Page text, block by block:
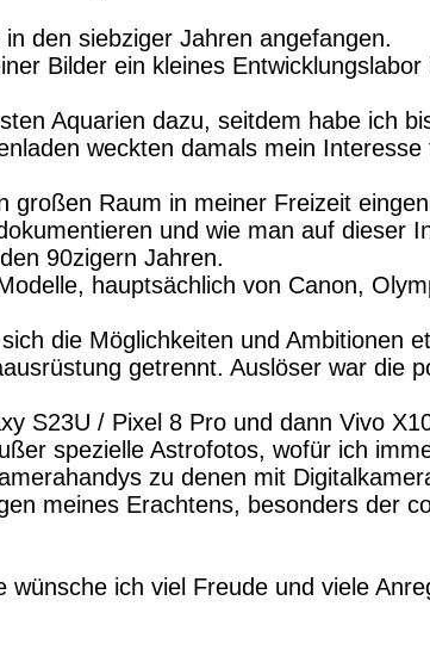
den siebziger Jahren angefangen.
Bilder ein kleines
Aquarien dazu, seitdem habe ich
weckten damals mein
großen Raum in meiner Freizeit
und wie man auf dieser
90zigern Jahren.
hauptsächlich von Canon,
die Möglichkeiten und Ambitionen
getrennt. Auslöser war die
S23U / Pixel 8 Pro und dann Vivo
spezielle Astrofotos, wofür ich
zu denen mit
meines Erachtens, besonders der
ich viel Freude und viele